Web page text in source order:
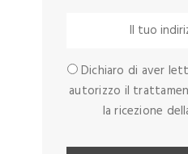
Dichiaro di aver
autorizzo il
la ricezione